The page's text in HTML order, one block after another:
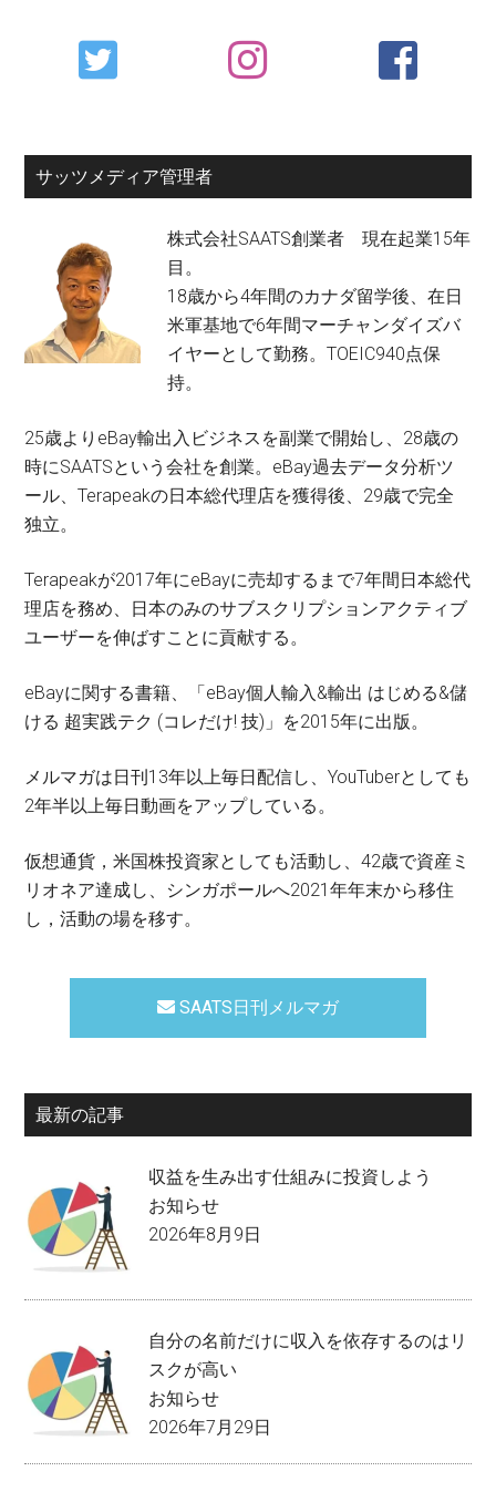
Primary
Sidebar
サッツメディア管理者
株式会社SAATS創業者 現在起業15年
目。
18歳から4年間のカナダ留学後、在日
米軍基地で6年間マーチャンダイズバ
イヤーとして勤務。TOEIC940点保
持。
25歳よりeBay輸出入ビジネスを副業で開始し、28歳の
時にSAATSという会社を創業。eBay過去データ分析ツ
ール、Terapeakの日本総代理店を獲得後、29歳で完全
独立。
Terapeakが2017年にeBayに売却するまで7年間日本総代
理店を務め、日本のみのサブスクリプションアクティブ
ユーザーを伸ばすことに貢献する。
eBayに関する書籍、「eBay個人輸入&輸出 はじめる&儲
ける 超実践テク (コレだけ! 技)」を2015年に出版。
メルマガは日刊13年以上毎日配信し、YouTuberとしても
2年半以上毎日動画をアップしている。
仮想通貨，米国株投資家としても活動し、42歳で資産ミ
リオネア達成し、シンガポールへ2021年年末から移住
し，活動の場を移す。
SAATS日刊メルマガ
最新の記事
収益を生み出す仕組みに投資しよう
お知らせ
2026年8月9日
自分の名前だけに収入を依存するのはリ
スクが高い
お知らせ
2026年7月29日